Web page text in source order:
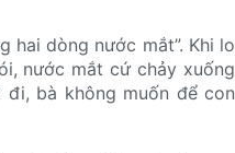
hai dòng nước mắt”. Khi lo
nước mắt cứ chảy xuống
bà không muốn để con